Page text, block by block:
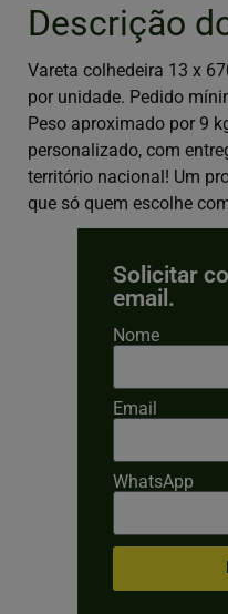
Descrição
Vareta colhedeira 13 x
por unidade. Pedido
Peso aproximado por 9
personalizado, com
território nacional! Um
que só quem escolhe
Solicitar
email.
Nome
Email
WhatsApp